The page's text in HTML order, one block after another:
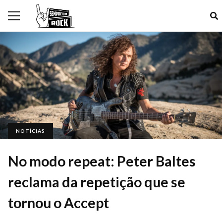
NOTÍCIAS
No modo repeat: Peter Baltes
reclama da repetição que se
tornou o Accept